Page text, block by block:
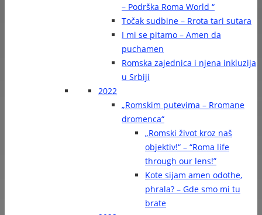
– Podrška Roma World “
Točak sudbine – Rrota tari sutara
I mi se pitamo – Amen da
puchamen
Romska zajednica i njena inkluzija
u Srbiji
2022
„Romskim putevima – Rromane
dromenca“
„Romski život kroz naš
objektiv!“ – “Roma life
through our lens!”
Kote sijam amen odothe,
phrala? – Gde smo mi tu
brate